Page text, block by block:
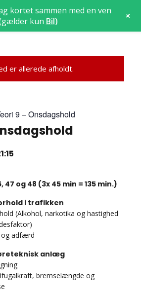
er allerede afholdt.
9 – Onsdagshold
og 48 (3x 45 min = 135 min.)
i trafikken
(Alkohol, narkotika og hastighed
og adfærd
anlæg
bremselængde og
kortet sammen med en ven
kun Bil) +